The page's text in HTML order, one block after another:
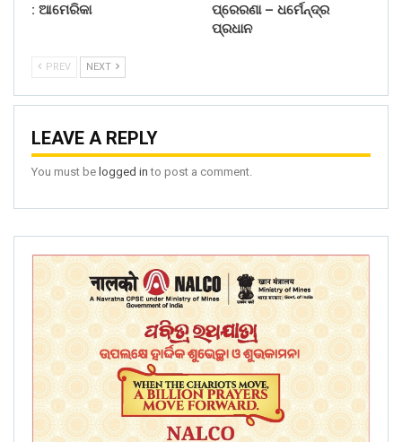
: ଆମେରିକା
ପ୍ରେରଣା – ଧର୍ମେନ୍ଦ୍ର
ପ୍ରଧାନ
PREV NEXT
LEAVE A REPLY
You must be logged in to post a comment.